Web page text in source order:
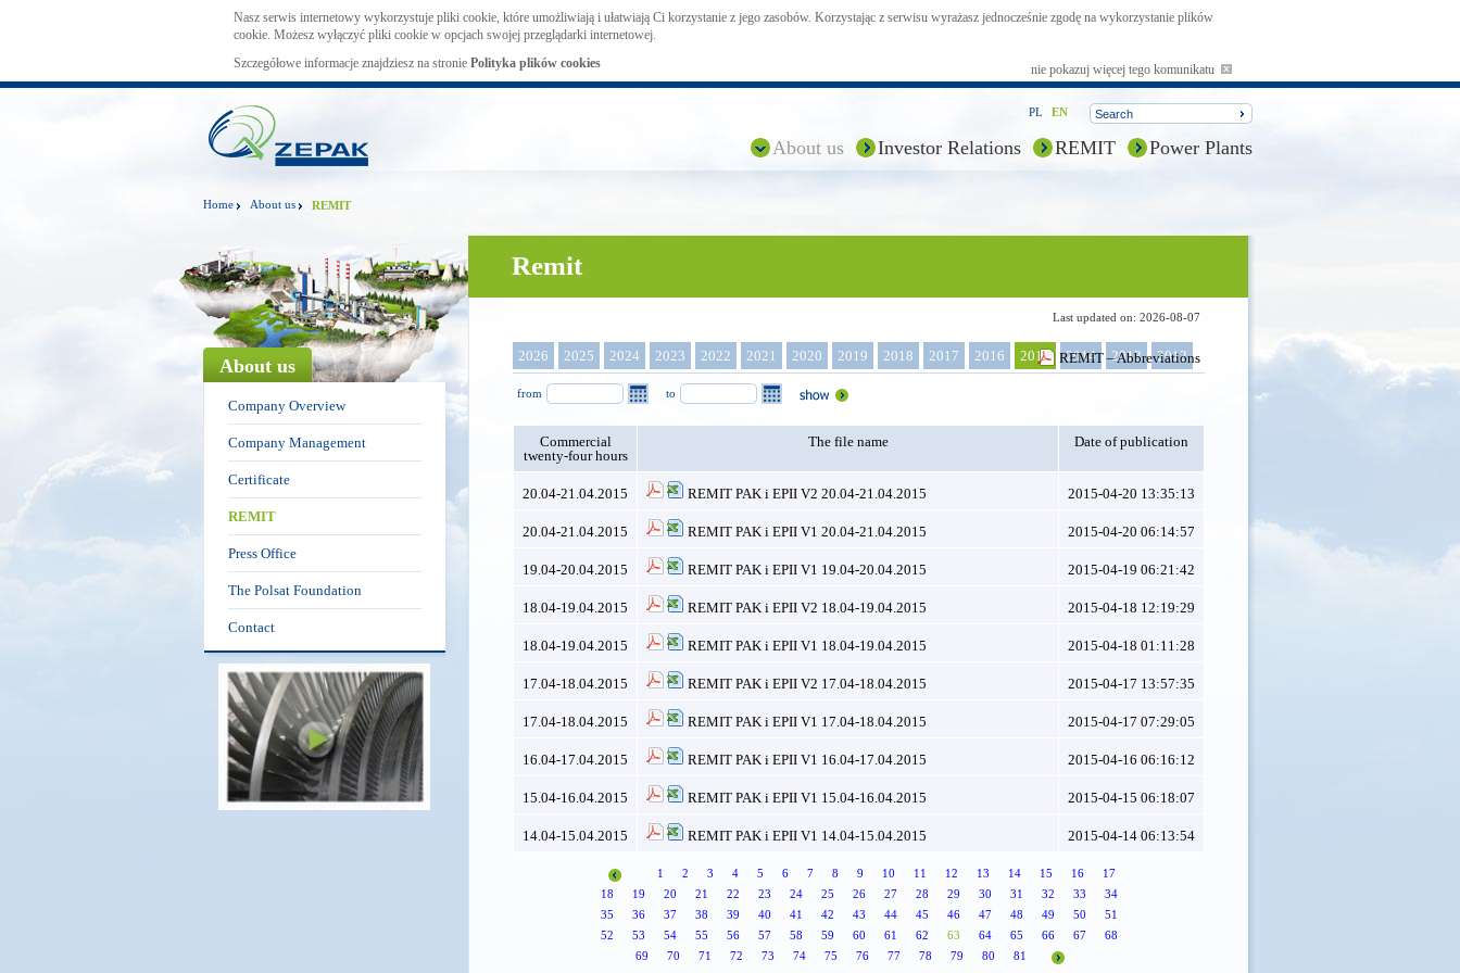
Nasz serwis internetowy wykorzystuje pliki cookie, które umożliwiają i ułatwiają Ci korzystanie z jego zasobów. Korzystając z serwisu wyrażasz jednocześnie zgodę na wykorzystanie plików
cookie. Możesz wyłączyć pliki cookie w opcjach swojej przeglądarki internetowej.
Szczegółowe informacje znajdziesz na stronie Polityka plików cookies nie pokazuj więcej tego komunikatu
PL EN
About us Investor Relations REMIT Power Plants
Home About us REMIT
About us
Company Overview
Company Management
Certificate
REMIT
Press Office
The Polsat Foundation
Contact
Last updated on: 2026-08-07
Remit
2026 2025 2024 2023 2022 2021 2020 2019 2018 2017 2016 2015 2014 2013 2012
from to
REMIT – Abbreviations
Commercial
twenty-four hours
The file name Date of publication
20.04-21.04.2015 REMIT PAK i EPII V2 20.04-21.04.2015 2015-04-20 13:35:13
20.04-21.04.2015 REMIT PAK i EPII V1 20.04-21.04.2015 2015-04-20 06:14:57
19.04-20.04.2015 REMIT PAK i EPII V1 19.04-20.04.2015 2015-04-19 06:21:42
18.04-19.04.2015 REMIT PAK i EPII V2 18.04-19.04.2015 2015-04-18 12:19:29
18.04-19.04.2015 REMIT PAK i EPII V1 18.04-19.04.2015 2015-04-18 01:11:28
17.04-18.04.2015 REMIT PAK i EPII V2 17.04-18.04.2015 2015-04-17 13:57:35
17.04-18.04.2015 REMIT PAK i EPII V1 17.04-18.04.2015 2015-04-17 07:29:05
16.04-17.04.2015 REMIT PAK i EPII V1 16.04-17.04.2015 2015-04-16 06:16:12
15.04-16.04.2015 REMIT PAK i EPII V1 15.04-16.04.2015 2015-04-15 06:18:07
14.04-15.04.2015 REMIT PAK i EPII V1 14.04-15.04.2015 2015-04-14 06:13:54
1 2 3 4 5 6 7 8 9 10 11 12 13 14 15 16
17
18
19 20 21 22 23 24 25 26 27 28 29 30 31 32 33
34
35
36 37 38 39 40 41 42 43 44 45 46 47 48 49 50
51
52
53 54 55 56 57 58 59 60 61 62 63 64 65 66 67
68
69
70 71 72 73 74 75 76 77 78 79 80 81